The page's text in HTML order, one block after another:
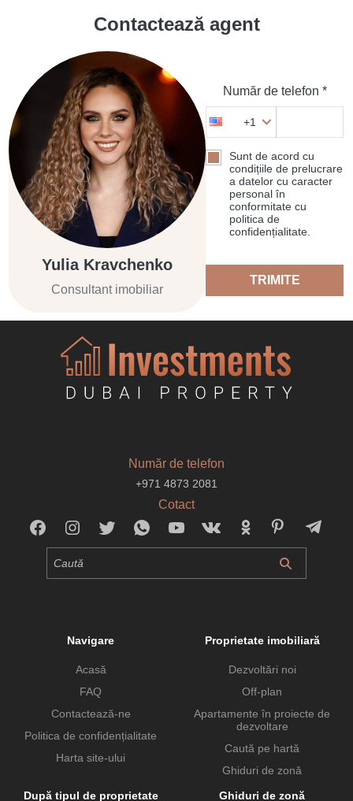
Contactează agent
Yulia Kravchenko
Consultant imobiliar
Număr de telefon *
+1
Sunt de acord cu
condițiile de prelucrare
a datelor cu caracter
personal în
conformitate cu
politica de
confidențialitate.
TRIMITE
Număr de telefon
+971 4873 2081
Cotact
Navigare
Acasă
FAQ
Contactează-ne
Politica de confidențialitate
Harta site-ului
Proprietate imobiliară
Dezvoltări noi
Off-plan
Apartamente în proiecte de
dezvoltare
Caută pe hartă
Ghiduri de zonă
După tipul de proprietate
Ghiduri de zonă